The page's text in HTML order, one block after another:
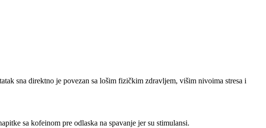
sna direktno je povezan sa lošim fizičkim zdravljem, višim nivoima stresa i
sa kofeinom pre odlaska na spavanje jer su stimulansi.